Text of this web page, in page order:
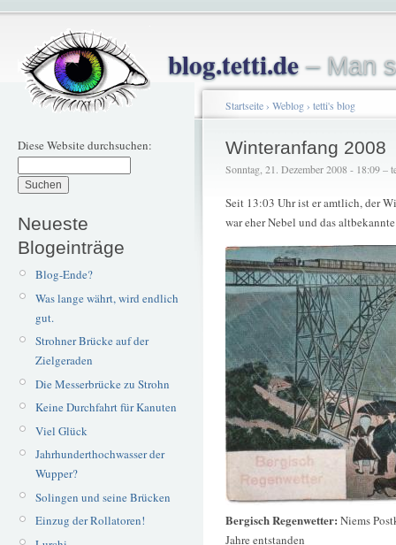
blog.tetti.de– Man
Diese Website durchsuchen:
Neueste
Blogeinträge
Blog-Ende?
Was lange währt, wird endlich
gut.
Strohner Brücke auf der
Zielgeraden
Die Messerbrücke zu Strohn
Keine Durchfahrt für Kanuten
Viel Glück
Jahrhunderthochwasser der
Wupper?
Solingen und seine Brücken
Einzug der Rollatoren!
Startseite› Weblog› tetti's blog
Winteranfang 2008
Sonntag, 21. Dezember 2008 - 18:09 –
Seit 13:03 Uhr ist er amtlich, der
war eher Nebel und das
Bergisch Regenwetter: Niems
Jahre entstanden